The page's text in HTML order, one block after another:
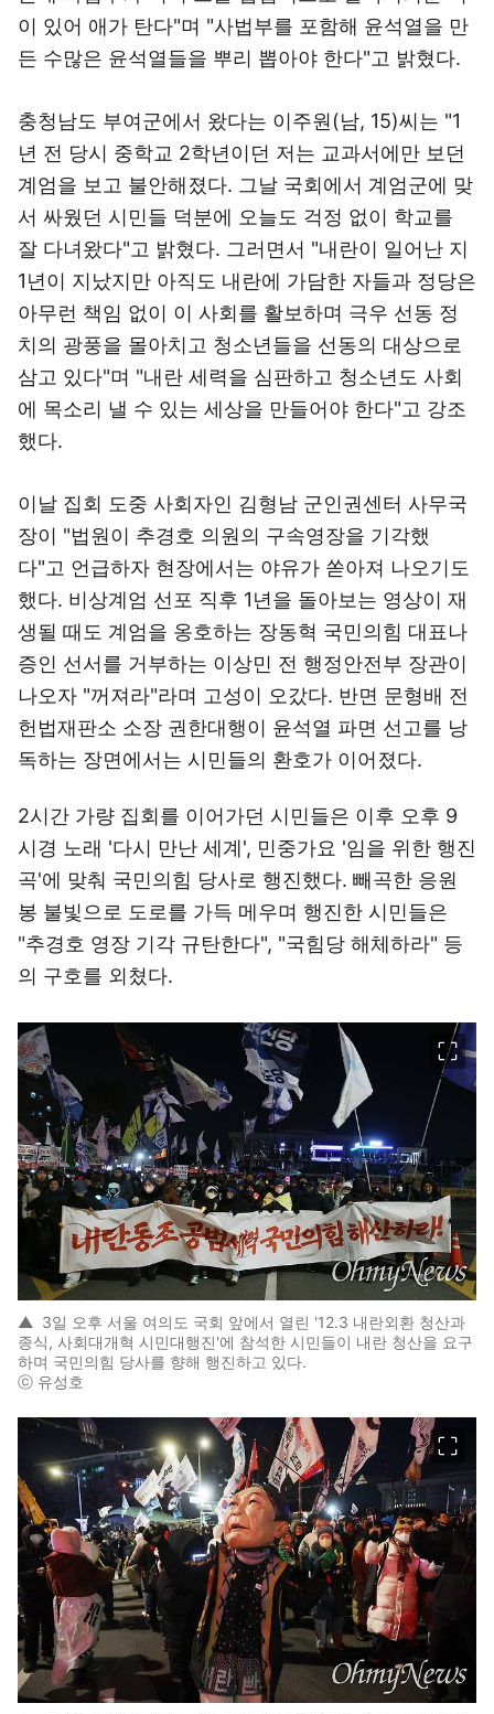
이 있어 애가 탄다"며 "사법부를 포함해 윤석열을 만
든 수많은 윤석열들을 뿌리 뽑아야 한다"고 밝혔다.
충청남도 부여군에서 왔다는 이주원(남, 15)씨는 "1
년 전 당시 중학교 2학년이던 저는 교과서에만 보던
계엄을 보고 불안해졌다. 그날 국회에서 계엄군에 맞
서 싸웠던 시민들 덕분에 오늘도 걱정 없이 학교를
잘 다녀왔다"고 밝혔다. 그러면서 "내란이 일어난 지
1년이 지났지만 아직도 내란에 가담한 자들과 정당은
아무런 책임 없이 이 사회를 활보하며 극우 선동 정
치의 광풍을 몰아치고 청소년들을 선동의 대상으로
삼고 있다"며 "내란 세력을 심판하고 청소년도 사회
에 목소리 낼 수 있는 세상을 만들어야 한다"고 강조
했다.
이날 집회 도중 사회자인 김형남 군인권센터 사무국
장이 "법원이 추경호 의원의 구속영장을 기각했
다"고 언급하자 현장에서는 야유가 쏟아져 나오기도
했다. 비상계엄 선포 직후 1년을 돌아보는 영상이 재
생될 때도 계엄을 옹호하는 장동혁 국민의힘 대표나
증인 선서를 거부하는 이상민 전 행정안전부 장관이
나오자 "꺼져라"라며 고성이 오갔다. 반면 문형배 전
헌법재판소 소장 권한대행이 윤석열 파면 선고를 낭
독하는 장면에서는 시민들의 환호가 이어졌다.
2시간 가량 집회를 이어가던 시민들은 이후 오후 9
시경 노래 '다시 만난 세계', 민중가요 '임을 위한 행진
곡'에 맞춰 국민의힘 당사로 행진했다. 빼곡한 응원
봉 불빛으로 도로를 가득 메우며 행진한 시민들은
"추경호 영장 기각 규탄한다", "국힘당 해체하라" 등
의 구호를 외쳤다.
▲ 3일 오후 서울 여의도 국회 앞에서 열린 '12.3 내란외환 청산과
종식, 사회대개혁 시민대행진'에 참석한 시민들이 내란 청산을 요구
하며 국민의힘 당사를 향해 행진하고 있다.
ⓒ 유성호